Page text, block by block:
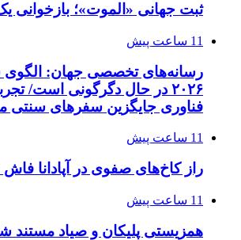
ثبت جهانی «الموت»؛ بازخوانی
11 ساعت پیش
رسانه‌های تخصصی جهان:
۲۰۲۶ در حال دگرگونی است/
فناوری جایگزین سفرهای سنتی
11 ساعت پیش
راز کاخ‌های صفوی در آپادانا
11 ساعت پیش
همزیستی پلیکان و صیاد مستند